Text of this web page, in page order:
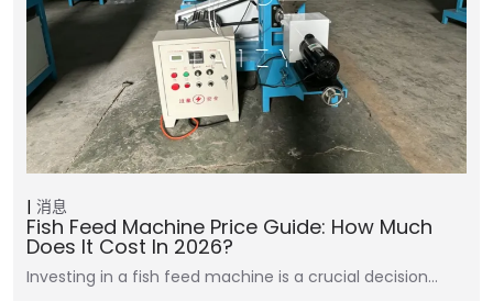
消息
Fish Feed Machine Price Guide: How Much
Does It Cost In 2026?
Investing in a fish feed machine is a crucial decision…